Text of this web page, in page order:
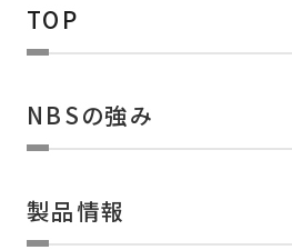
TOP
NBSの強み
製品情報